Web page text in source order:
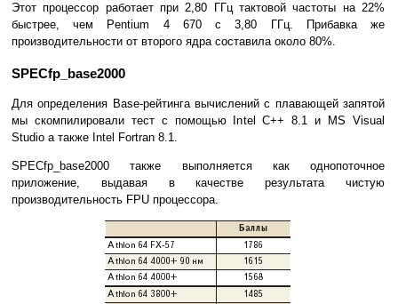
Этот процессор работает при 2,80 ГГц тактовой частоты на 22%
быстрее, чем Pentium 4 670 с 3,80 ГГц. Прибавка же
производительности от второго ядра составила около 80%.
SPECfp_base2000
Для определения Base-рейтинга вычислений с плавающей запятой
мы скомпилировали тест с помощью Intel C++ 8.1 и MS Visual
Studio а также Intel Fortran 8.1.
SPECfp_base2000 также выполняется как однопоточное
приложение, выдавая в качестве результата чистую
производительность FPU процессора.